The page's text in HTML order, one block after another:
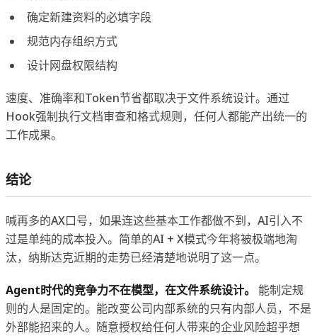
确定新建资料的必填字段
规范内存组织方式
设计网盘权限结构
速度、准确率和Token节省都取决于文件系统设计。通过
Hook强制执行文档审查和格式规则，任何人都能产出统一的
工作成果。
结论
喊再多的AX口号，如果连这些基本工作都做不到，AI引入不
过是单纯的成本投入。简单的AI + X模式今年将被极端地淘
汰，纳斯达克近期的走势已经清楚地说明了这一点。
Agent时代的竞争力不在模型，在文件系统设计。
能制定规
则的人是固定的。能改变公司内部系统的只有内部人员，不是
外部能招来的人。随意授权给任何人带来的企业风险超乎想